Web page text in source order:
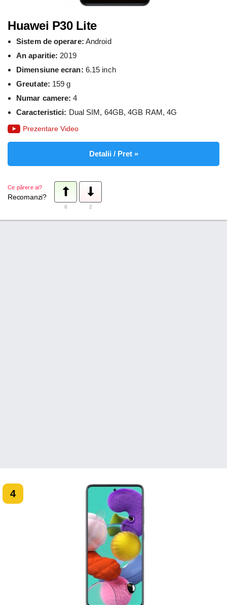
Huawei P30 Lite
Sistem de operare: Android
An aparitie: 2019
Dimensiune ecran: 6.15 inch
Greutate: 159 g
Numar camere: 4
Caracteristici: Dual SIM, 64GB, 4GB RAM, 4G
Prezentare Video
Detalii / Pret »
Ce părere ai?
Recomanzi?
8 2
4